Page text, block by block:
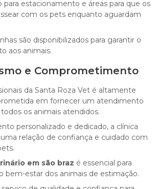
para estacionamento e áreas para que os
com os pets enquanto aguardam
são disponibilizados para garantir o
aos animais.
e Comprometimento
da Santa Roza Vet é altamente
em fornecer um atendimento
os animais atendidos.
personalizado e dedicado, a clínica
relação de confiança e cuidado com
em são braz é essencial para
bem-estar dos animais de estimação.